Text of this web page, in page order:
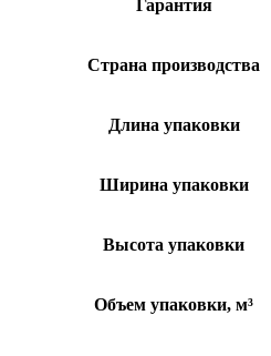
Гарантия
Страна производства
Длина упаковки
Ширина упаковки
Высота упаковки
Объем упаковки, м³